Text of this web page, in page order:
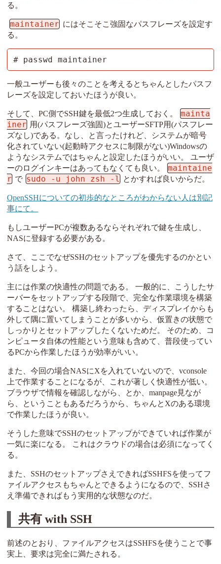
る。
maintainer にはそこそこ強固なパスフレーズを設定す
る。
# passwd maintainer
一般ユーザーも後々のことを考えるとちゃんとしたパスフ
レーズを設定しておいたほうが良い。
そして、PC側でSSH鍵を最低2つ生成しておく。
mainta
iner 用(パスフレーズ強固)とユーザーSFTP用(パスフレー
ズなし)である。なし、と言ったけれど、システムが暗号
化されていない(起動時アクセスに制限がない)Windowsの
ようなシステムではちゃんと設定したほうがいい。 ユーザ
ーのログインキーはあってもなくても良い。
maintaine
r で sudo -u john zsh -l とかすれば良いからだ。
OpenSSHについての初歩的なところがわからない人は別記
事にて。
もしユーザーPCが複数あるならそれぞれで鍵を生成し、
NASに登録する必要がある。
さて、ここでなぜSSHのセットアップを優先するのかとい
う話をしよう。
主には作業の快適性の問題である。 一般的に、こうしたサ
ーバーをセットアップする段階で、完全な作業環境を構築
することはない。 構築し終わったら、ディスプレイからも
外して隅に置いてしまうことが多いから、仮置きの状態で
しっかりとセットアップしたくないためだ。 そのため、コ
ンピュータ自体の性能という意味も含めて、普段使ってい
るPCから作業したほうが効率がいい。
また、今回の場合NASにXを入れていないので、vconsole
上で作業することになるが、これが著しく快適性が低い。
ブラウザで情報を確認しながら、とか、manpage見なが
ら、ということもあるだろうから、ちゃんとXのある環境
で作業したほうが良い。
そうした意味でSSHのセットアップができていれば作業が
一気に楽になる。 これはクラウドの場合は必須になってく
る。
また、SSHのセットアップさえできればSSHFSを使ってフ
ァイルアクセスもちゃんとできるようになるので、SSHさ
え準備できればもう実用的な状態なのだ。
共有 with SSH
前述のとおり、ファイルアクセスはSSHFSを使うことで事
実上、要求は完全に満たされる。